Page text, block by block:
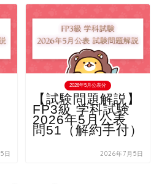
日
2026年5月公表分
【試験問題解説】
FP3級 学科試験
2026年5月公表
問51（解約手付）
2026年7月5日